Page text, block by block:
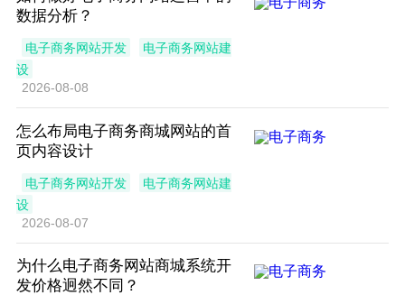
数据分析？
电子商务网站开发
电子商务网站建
设
2026-08-08
怎么布局电子商务商城网站的首
页内容设计
电子商务网站开发
电子商务网站建
设
2026-08-07
为什么电子商务网站商城系统开
发价格迥然不同？